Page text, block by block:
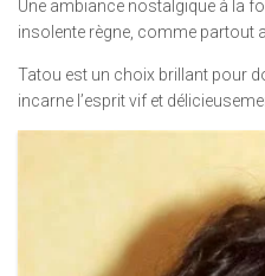
Une ambiance nostalgique à la
insolente règne, comme partout
Tatou est un choix brillant pour
incarne l’esprit vif et